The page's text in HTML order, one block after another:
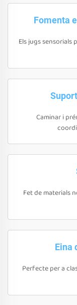
Fomenta
Els jugs sensorials
Caminar i
Fet de materials
Eina
Perfecte per a